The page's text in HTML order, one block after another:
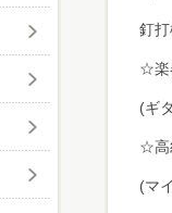
釘
☆楽
(ギ
☆高
(マ